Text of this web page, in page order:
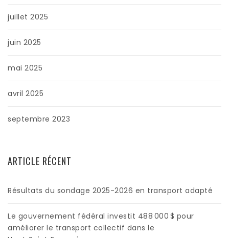
juillet 2025
juin 2025
mai 2025
avril 2025
septembre 2023
ARTICLE RÉCENT
Résultats du sondage 2025-2026 en transport adapté
Le gouvernement fédéral investit 488 000 $ pour
améliorer le transport collectif dans le